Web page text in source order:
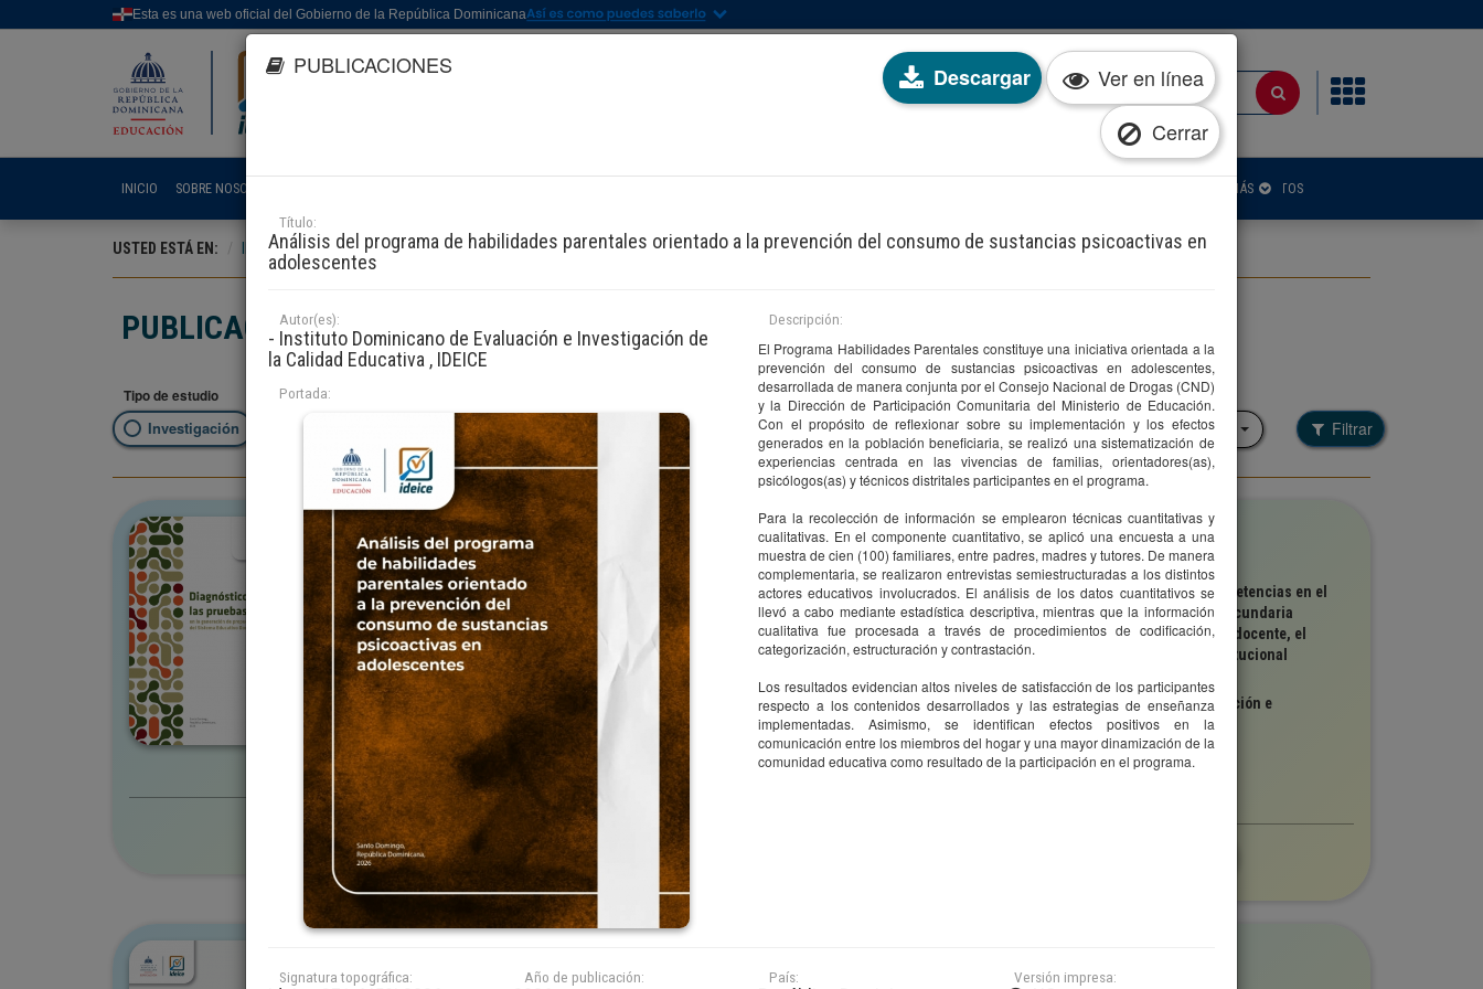
PUBLICACIONES Descargar
Ver en línea
Cerrar
Título:
Análisis del programa de habilidades parentales orientado a la prevención del consumo de sustancias psicoactivas en
adolescentes
Autor(es):
- Instituto Dominicano de Evaluación e Investigación de
la Calidad Educativa , IDEICE
Portada:
Descripción:
El Programa Habilidades Parentales constituye una iniciativa orientada a la
prevención del consumo de sustancias psicoactivas en adolescentes,
desarrollada de manera conjunta por el Consejo Nacional de Drogas (CND)
y la Dirección de Participación Comunitaria del Ministerio de Educación.
Con el propósito de reflexionar sobre su implementación y los efectos
generados en la población beneficiaria, se realizó una sistematización de
experiencias centrada en las vivencias de familias, orientadores(as),
psicólogos(as) y técnicos distritales participantes en el programa.
Para la recolección de información se emplearon técnicas cuantitativas y
cualitativas. En el componente cuantitativo, se aplicó una encuesta a una
muestra de cien (100) familiares, entre padres, madres y tutores. De manera
complementaria, se realizaron entrevistas semiestructuradas a los distintos
actores educativos involucrados. El análisis de los datos cuantitativos se
llevó a cabo mediante estadística descriptiva, mientras que la información
cualitativa fue procesada a través de procedimientos de codificación,
categorización, estructuración y contrastación.
Los resultados evidencian altos niveles de satisfacción de los participantes
respecto a los contenidos desarrollados y las estrategias de enseñanza
implementadas. Asimismo, se identifican efectos positivos en la
comunicación entre los miembros del hogar y una mayor dinamización de la
comunidad educativa como resultado de la participación en el programa.
Signatura topográfica: Año de publicación: País: Versión impresa:
Esta es una web oficial del Gobierno de la República Dominicana
INICIO SOBRE NOSOTROS CONTACTOS
MÁS
USTED ESTÁ EN: INICIO DOCUMENTACIÓN PUBLICACIONES
PUBLICACIONES
Tipo de estudio
Investigación Seleccione una opción
Filtrar por descriptor(es)
Seleccione una opción
Filtrar por colección
Seleccione una opción Filtrar
Colección
IDEICE
Título
Diagnóstico de las pruebas PISA en la generación de
propuestas de mejora del Sistema Educativo Dominicano
Autor(es)
IDEICE, Instituto Dominicano de Evaluación e
Investigación de la Calidad Educativa
Versión digital
Edición completa
84
Colección
IDEICE
Título
Implementación del currículo por competencias en el
área de matemática en la educación secundaria
dominicana: un análisis de la práctica docente, el
liderazgo pedagógico y la gestión institucional
Autor(es)
IDEICE, Instituto Dominicano de Evaluación e
Investigación de la Calidad Educativa
Versión digital
Edición completa
IDEICE
IDEICE